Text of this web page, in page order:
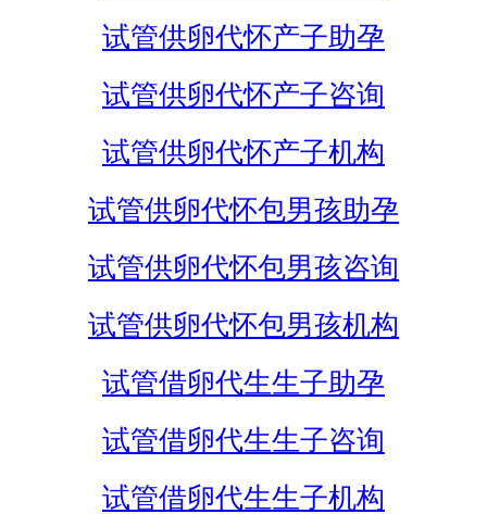
试管供卵代怀产子助孕
试管供卵代怀产子咨询
试管供卵代怀产子机构
试管供卵代怀包男孩助孕
试管供卵代怀包男孩咨询
试管供卵代怀包男孩机构
试管借卵代生生子助孕
试管借卵代生生子咨询
试管借卵代生生子机构